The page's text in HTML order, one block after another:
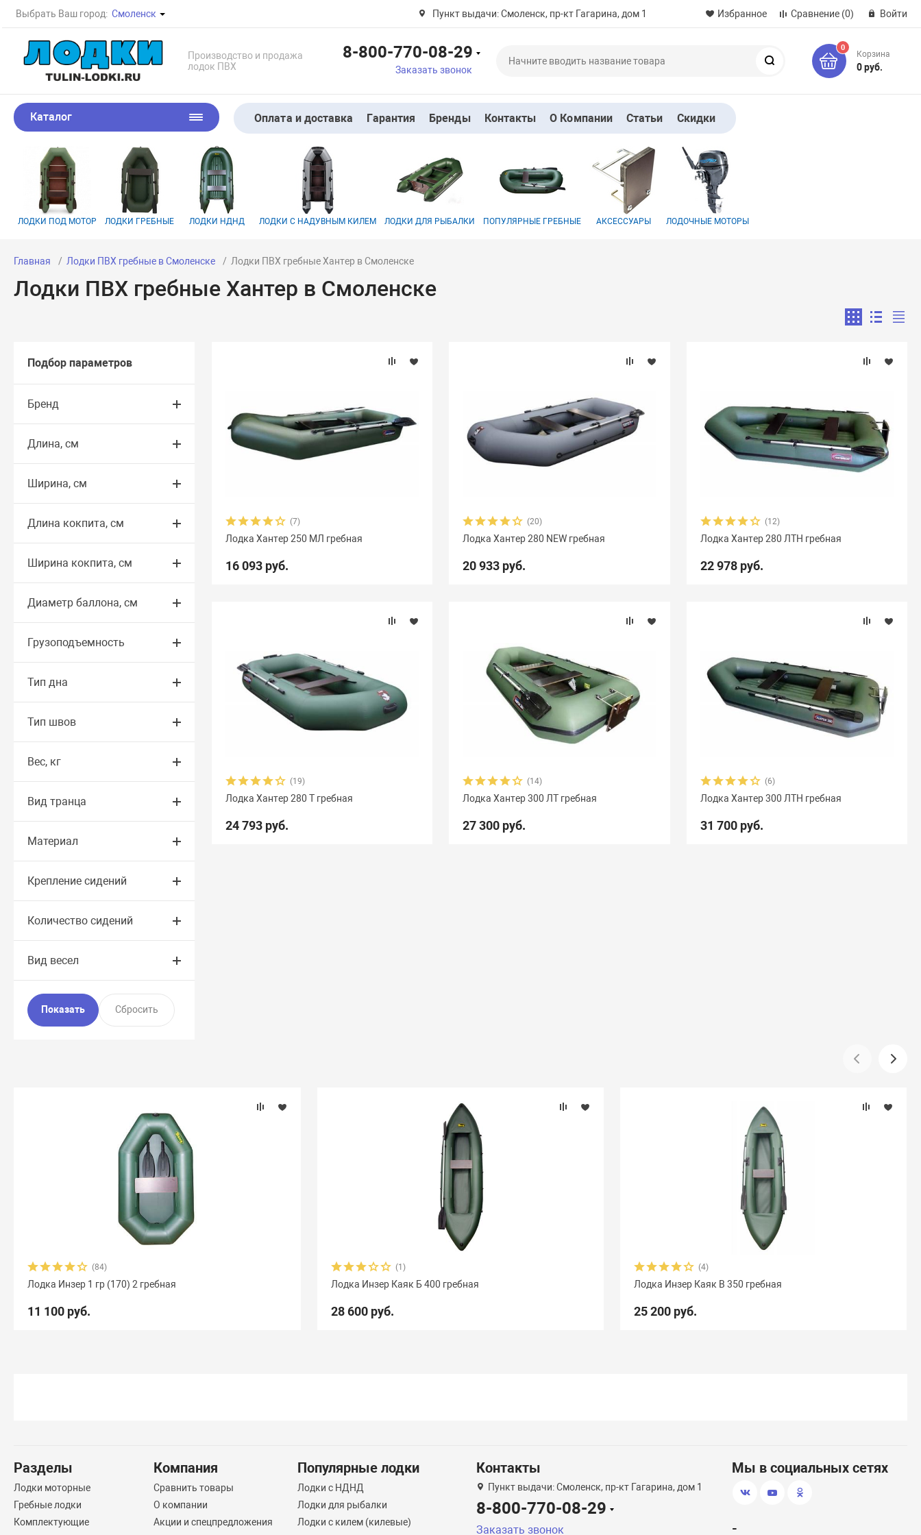
Выбрать Ваш город: Смоленск Пункт выдачи: Смоленск, пр-кт Гагарина, дом 1 Избранное Сравнение (0) Войти
Производство и продажа
лодок ПВХ
8-800-770-08-29
Заказать звонок
0
Корзина
0 руб.
Каталог Оплата и доставка Гарантия Бренды Контакты О Компании Статьи Скидки
ЛОДКИ ПОД МОТОР ЛОДКИ ГРЕБНЫЕ ЛОДКИ НДНД ЛОДКИ С НАДУВНЫМ КИЛЕМ ЛОДКИ ДЛЯ РЫБАЛКИ ПОПУЛЯРНЫЕ ГРЕБНЫЕ АКСЕССУАРЫ ЛОДОЧНЫЕ МОТОРЫ
Главная Лодки ПВХ гребные в Смоленске Лодки ПВХ гребные Хантер в Смоленске
Лодки ПВХ гребные Хантер в Смоленске
Подбор параметров
Бренд
Длина, см
Ширина, см
Длина кокпита, см
Ширина кокпита, см
Диаметр баллона, см
Грузоподъемность
Тип дна
Тип швов
Вес, кг
Вид транца
Материал
Крепление сидений
Количество сидений
Вид весел
(7)
Лодка Хантер 250 МЛ гребная
16 093 руб.
(20)
Лодка Хантер 280 NEW гребная
20 933 руб.
(12)
Лодка Хантер 280 ЛТН гребная
22 978 руб.
(19)
Лодка Хантер 280 Т гребная
24 793 руб.
(14)
Лодка Хантер 300 ЛТ гребная
27 300 руб.
(6)
Лодка Хантер 300 ЛТН гребная
31 700 руб.
(84)
Лодка Инзер 1 гр (170) 2 гребная
11 100 руб.
(1)
Лодка Инзер Каяк Б 400 гребная
28 600 руб.
(4)
Лодка Инзер Каяк В 350 гребная
25 200 руб.
Разделы
Лодки моторные
Гребные лодки
Комплектующие
Компания
Сравнить товары
О компании
Акции и спецпредложения
Популярные лодки
Лодки с НДНД
Лодки для рыбалки
Лодки с килем (килевые)
Контакты
Пункт выдачи: Смоленск, пр-кт Гагарина, дом 1
8-800-770-08-29
Заказать звонок
Мы в социальных сетях
-